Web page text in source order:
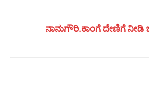
ನಾನುಗೌರಿ.ಕಾಂಗೆ ದೇಣಿಗೆ